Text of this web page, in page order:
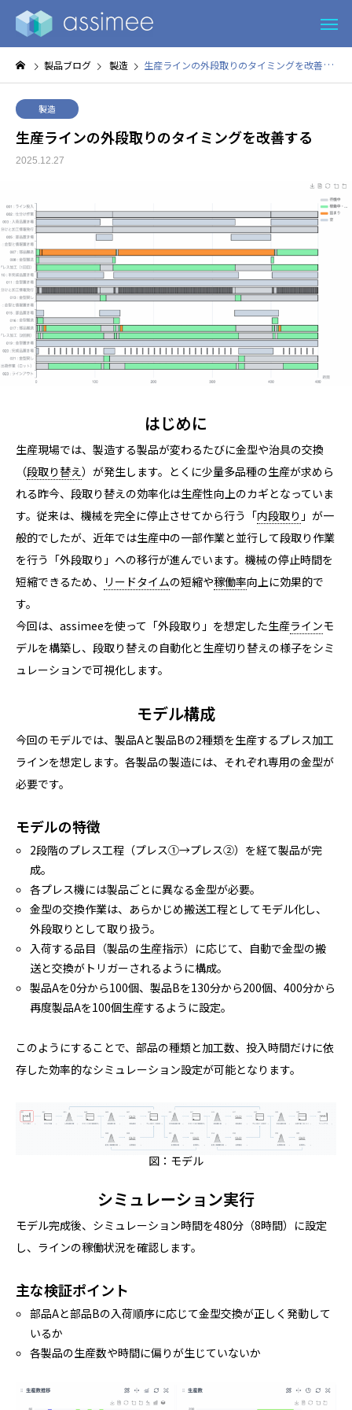
製品ブログ 製造 生産ラインの外段取りのタイミングを改善する
製造
生産ラインの外段取りのタイミングを改善する
2025.12.27
はじめに
生産現場では、製造する製品が変わるたびに金型や治具の交換
（段取り替え）が発生します。とくに少量多品種の生産が求めら
れる昨今、段取り替えの効率化は生産性向上のカギとなっていま
す。従来は、機械を完全に停止させてから行う「内段取り 」が一
般的でしたが、近年では生産中の一部作業と並行して段取り作業
を行う「外段取り」への移行が進んでいます。機械の停止時間を
短縮できるため、 リードタイムの短縮や稼働率向上に効果的で
す。
今回は、assimeeを使って「外段取り」を想定した生産ラインモ
デルを構築し、段取り替えの自動化と生産切り替えの様子をシミ
ュレーションで可視化します。
モデル構成
今回のモデルでは、製品Aと製品Bの2種類を生産するプレス加工
ラインを想定します。各製品の製造には、それぞれ専用の金型が
必要です。
モデルの特徴
2段階のプレス工程（プレス①→プレス②）を経て製品が完
成。
各プレス機には製品ごとに異なる金型が必要。
金型の交換作業は、あらかじめ搬送工程としてモデル化し、
外段取りとして取り扱う。
入荷する品目（製品の生産指示）に応じて、自動で金型の搬
送と交換がトリガーされるように構成。
製品Aを0分から100個、製品Bを130分から200個、400分から
再度製品Aを100個生産するように設定。
このようにすることで、部品の種類と加工数、投入時間だけに依
存した効率的なシミュレーション設定が可能となります。
図：モデル
シミュレーション実行
モデル完成後、シミュレーション時間を480分（8時間）に設定
し、ラインの稼働状況を確認します。
主な検証ポイント
部品Aと部品Bの入荷順序に応じて金型交換が正しく発動して
いるか
各製品の生産数や時間に偏りが生じていないか